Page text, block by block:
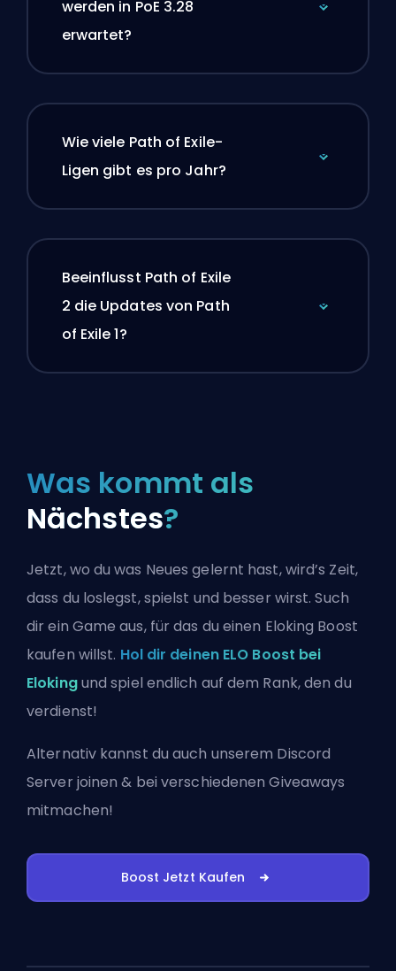
werden in PoE 3.28
erwartet?
Wie viele Path of Exile-
Ligen gibt es pro Jahr?
Beeinflusst Path of Exile
2 die Updates von Path
of Exile 1?
Was kommt als
Nächstes?
Jetzt, wo du was Neues gelernt hast, wird’s Zeit,
dass du loslegst, spielst und besser wirst. Such
dir ein Game aus, für das du einen Eloking Boost
kaufen willst. Hol dir deinen ELO Boost bei
Elokingund spiel endlich auf dem Rank, den du
verdienst!
Alternativ kannst du auch unserem Discord
Server joinen & bei verschiedenen Giveaways
mitmachen!
Boost Jetzt Kaufen